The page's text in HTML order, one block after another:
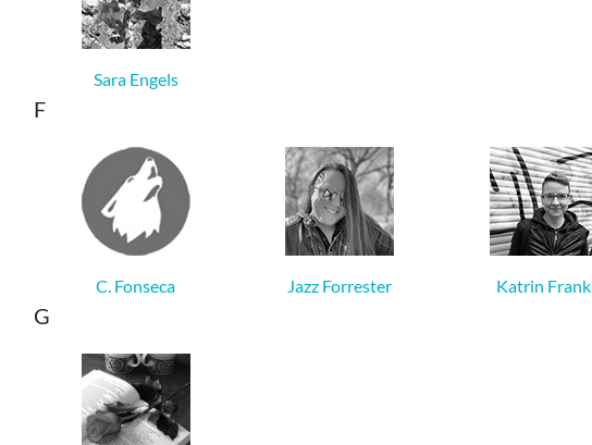
Sara Engels
F
C. Fonseca Jazz Forrester Katrin Frank
G